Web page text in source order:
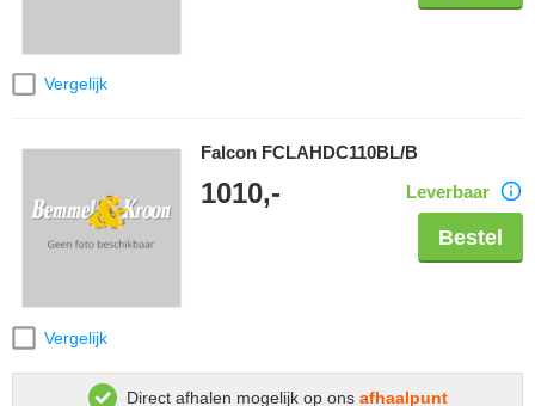
Vergelijk
Vergelijk
Falcon FCLAHDC110BL/B
1010,- Leverbaar
Bestel
Direct afhalen mogelijk op ons afhaalpunt